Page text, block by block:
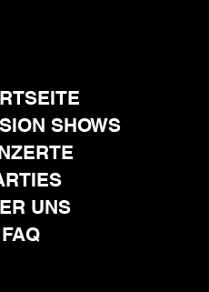
SHOWS
UNS
FAQ